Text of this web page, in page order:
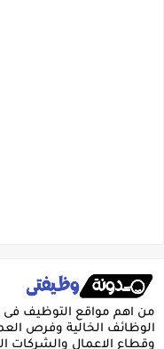
من اهم مواقع التوظيف فى
الوظائف الخالية وفرص
وقطاع الاعمال والشركات